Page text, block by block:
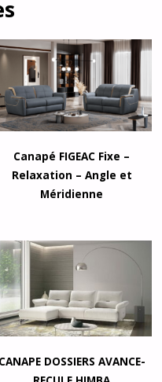
Canapé FIGEAC Fixe –
Relaxation – Angle et
Méridienne
CANAPE DOSSIERS AVANCE-